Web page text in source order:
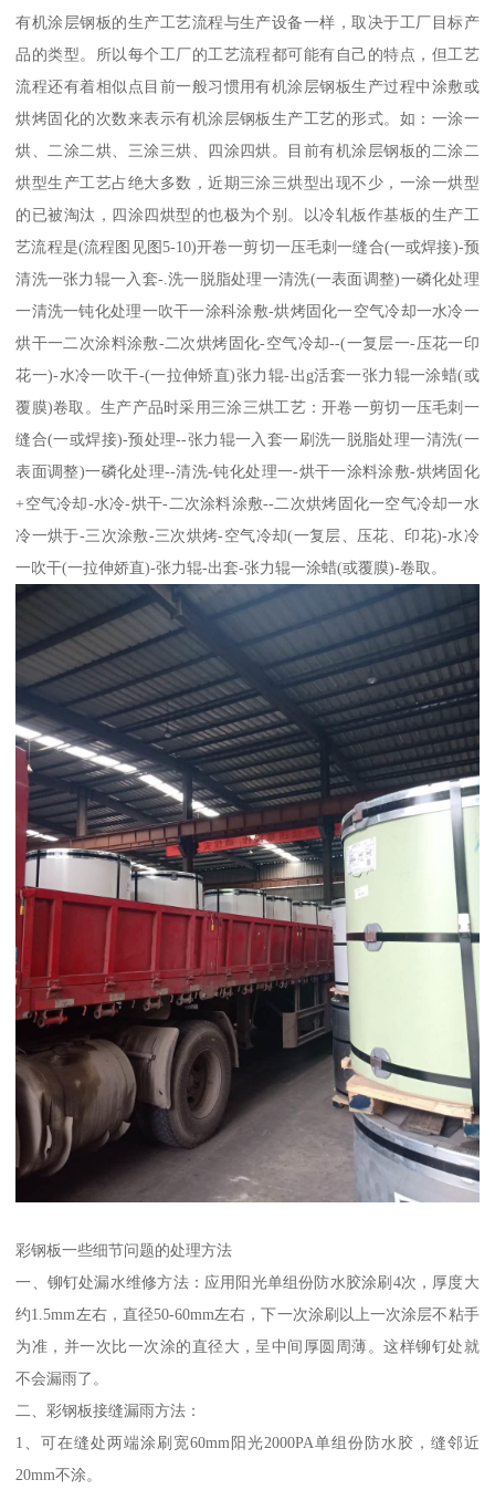
有机涂层钢板的生产工艺流程与生产设备一样，取决于工厂目标产
品的类型。所以每个工厂的工艺流程都可能有自己的特点，但工艺
流程还有着相似点目前一般习惯用有机涂层钢板生产过程中涂敷或
烘烤固化的次数来表示有机涂层钢板生产工艺的形式。如：一涂一
烘、二涂二烘、三涂三烘、四涂四烘。目前有机涂层钢板的二涂二
烘型生产工艺占绝大多数，近期三涂三烘型出现不少，一涂一烘型
的已被淘汰，四涂四烘型的也极为个别。以冷轧板作基板的生产工
艺流程是(流程图见图5-10)开卷一剪切一压毛刺一缝合(一或焊接)-预
清洗一张力辊一入套-.洗一脱脂处理一清洗(一表面调整)一磷化处理
一清洗一钝化处理一吹干一涂科涂敷-烘烤固化一空气冷却一水冷一
烘干一二次涂料涂敷-二次烘烤固化-空气冷却--(一复层一-压花一印
花一)-水冷一吹干-(一拉伸矫直)张力辊-出g活套一张力辊一涂蜡(或
覆膜)卷取。生产产品时采用三涂三烘工艺：开卷一剪切一压毛刺一
缝合(一或焊接)-预处理--张力辊一入套一刷洗一脱脂处理一清洗(一
表面调整)一磷化处理--清洗-钝化处理一-烘干一涂料涂敷-烘烤固化
+空气冷却-水冷-烘干-二次涂料涂敷--二次烘烤固化一空气冷却一水
冷一烘于-三次涂敷-三次烘烤-空气冷却(一复层、压花、印花)-水冷
一吹干(一拉伸娇直)-张力辊-出套-张力辊一涂蜡(或覆膜)-卷取。
彩钢板一些细节问题的处理方法
一、铆钉处漏水维修方法：应用阳光单组份防水胶涂刷4次，厚度大
约1.5mm左右，直径50-60mm左右，下一次涂刷以上一次涂层不粘手
为准，并一次比一次涂的直径大，呈中间厚圆周薄。这样铆钉处就
不会漏雨了。
二、彩钢板接缝漏雨方法：
1、可在缝处两端涂刷宽60mm阳光2000PA单组份防水胶，缝邻近
20mm不涂。